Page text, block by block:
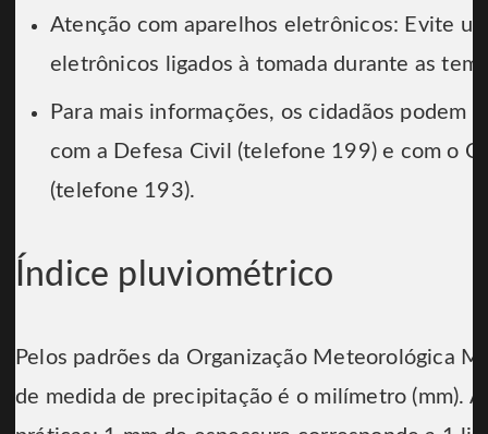
Atenção com aparelhos eletrônicos: Evite
eletrônicos ligados à tomada durante as
Para mais informações, os cidadãos podem
com a Defesa Civil (telefone 199) e com o
(telefone 193).
Índice pluviométrico
Pelos padrões da Organização Meteorológica
de medida de precipitação é o milímetro (mm).